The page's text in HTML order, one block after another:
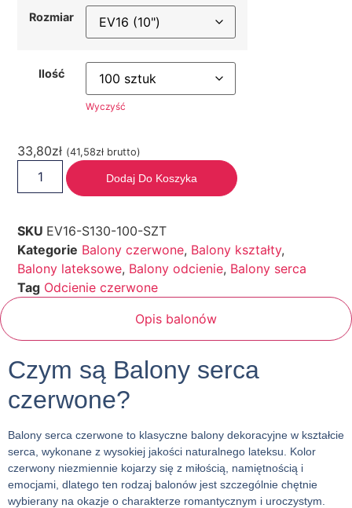
Rozmiar
Ilość
Wyczyść
33,80zł (41,58zł brutto)
Dodaj Do Koszyka
SKU EV16-S130-100-SZT
Kategorie Balony czerwone, Balony kształty,
Balony lateksowe, Balony odcienie, Balony serca
Tag Odcienie czerwone
Opis balonów
Czym są Balony serca
czerwone?
Balony serca czerwone to klasyczne balony dekoracyjne w kształcie
serca, wykonane z wysokiej jakości naturalnego lateksu. Kolor
czerwony niezmiennie kojarzy się z miłością, namiętnością i
emocjami , dlatego ten rodzaj balonów jest szczególnie chętnie
wybierany na okazje o charakterze romantycznym i uroczystym.